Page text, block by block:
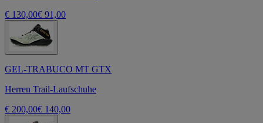
€ 130,00€ 91,00
GEL-TRABUCO MT GTX
Herren Trail-Laufschuhe
€ 200,00€ 140,00